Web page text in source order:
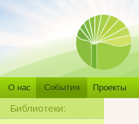
О нас События Проекты
Библиотеки: